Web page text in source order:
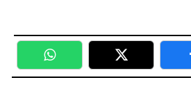
WhatsApp Twitter